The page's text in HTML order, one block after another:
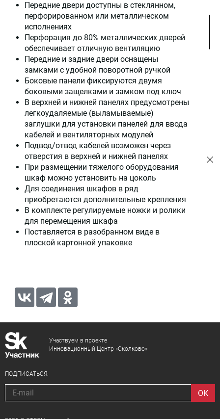
Передние двери доступны в стеклянном,
перфорированном или металлическом
исполнениях
Перфорация до 80% металлических дверей
обеспечивает отличную вентиляцию
Передние и задние двери оснащены
замками с удобной поворотной ручкой
Боковые панели фиксируются двумя
боковыми защелками и замком под ключ
В верхней и нижней панелях предусмотрены
легкоудаляемые (выламываемые)
заглушки для установки панелей для ввода
кабелей и вентиляторных модулей
Подвод/отвод кабелей возможен через
отверстия в верхней и нижней панелях
При размещении тяжелого оборудования
шкаф можно установить на цоколь
Для соединения шкафов в ряд
приобретаются дополнительные крепления
В комплекте регулируемые ножки и ролики
для перемещения шкафа
Поставляется в разобранном виде в
плоской картонной упаковке
Участвуем в проекте
Инновационный Центр «Сколково»
ПОДПИСАТЬСЯ: